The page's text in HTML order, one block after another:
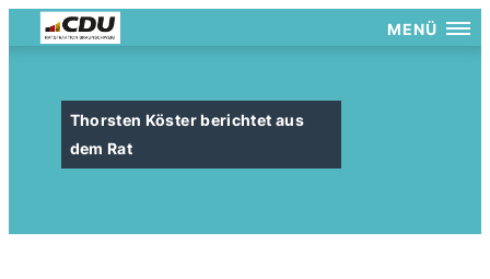
MENÜ
Thorsten Köster berichtet aus
dem Rat